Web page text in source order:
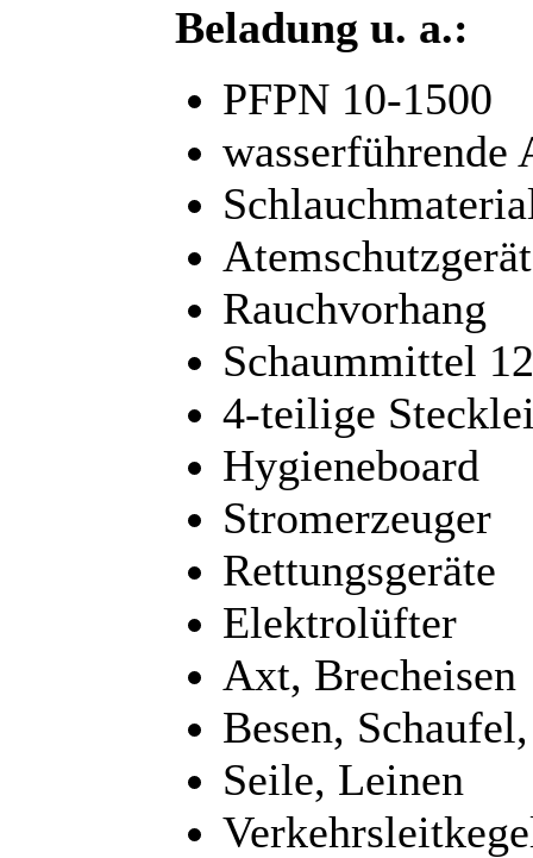
Beladung u. a.:
PFPN 10-1500
wasserführende
Rauchvorhang
Schaummittel
4-teilige
Hygieneboard
Stromerzeuger
Rettungsgeräte
Elektrolüfter
Axt, Brecheisen
Besen,
Seile, Leinen